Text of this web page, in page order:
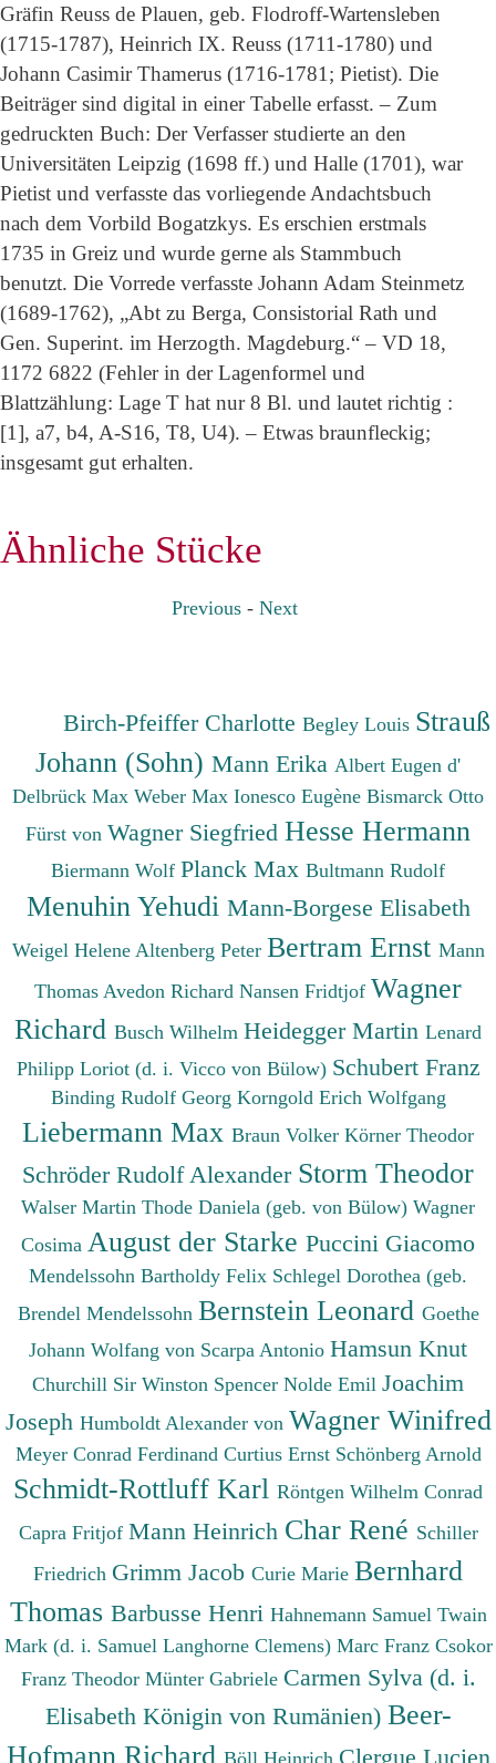
Gräfin Reuss de Plauen, geb. Flodroff-Wartensleben
(1715-1787), Heinrich IX. Reuss (1711-1780) und
Johann Casimir Thamerus (1716-1781; Pietist). Die
Beiträger sind digital in einer Tabelle erfasst. – Zum
gedruckten Buch: Der Verfasser studierte an den
Universitäten Leipzig (1698 ff.) und Halle (1701), war
Pietist und verfasste das vorliegende Andachtsbuch
nach dem Vorbild Bogatzkys. Es erschien erstmals
1735 in Greiz und wurde gerne als Stammbuch
benutzt. Die Vorrede verfasste Johann Adam Steinmetz
(1689-1762), „Abt zu Berga, Consistorial Rath und
Gen. Superint. im Herzogth. Magdeburg.“ – VD 18,
1172 6822 (Fehler in der Lagenformel und
Blattzählung: Lage T hat nur 8 Bl. und lautet richtig :
[1], a7, b4, A-S16, T8, U4). – Etwas braunfleckig;
insgesamt gut erhalten.
Ähnliche Stücke
Previous- Next
Birch-Pfeiffer CharlotteBegley Louis Strauß
Johann (Sohn) Mann Erika Albert Eugen d'
Delbrück Max Weber Max Ionesco Eugène Bismarck Otto
Fürst von Wagner Siegfried Hesse Hermann
Biermann Wolf Planck Max Bultmann Rudolf
Menuhin Yehudi Mann-Borgese Elisabeth
Weigel Helene Altenberg Peter Bertram Ernst Mann
Thomas Avedon Richard Nansen Fridtjof Wagner
Richard Busch Wilhelm Heidegger Martin Lenard
Philipp Loriot (d. i. Vicco von Bülow) Schubert Franz
Binding Rudolf Georg Korngold Erich Wolfgang
Liebermann Max Braun Volker Körner Theodor
Schröder Rudolf Alexander Storm Theodor
Walser Martin Thode Daniela (geb. von Bülow) Wagner
Cosima August der Starke Puccini Giacomo
Mendelssohn Bartholdy Felix Schlegel Dorothea (geb.
Brendel Mendelssohn Bernstein Leonard Goethe
Johann Wolfang von Scarpa Antonio Hamsun Knut
Churchill Sir Winston Spencer Nolde Emil Joachim
Joseph Humboldt Alexander von Wagner Winifred
Meyer Conrad Ferdinand Curtius Ernst Schönberg Arnold
Schmidt-Rottluff Karl Röntgen Wilhelm Conrad
Capra Fritjof Mann Heinrich Char René Schiller
Friedrich Grimm Jacob Curie Marie Bernhard
Thomas Barbusse Henri Hahnemann Samuel Twain
Mark (d. i. Samuel Langhorne Clemens) Marc Franz Csokor
Franz Theodor Münter Gabriele Carmen Sylva (d. i.
Elisabeth Königin von Rumänien) Beer-
Hofmann Richard Böll Heinrich Clergue Lucien